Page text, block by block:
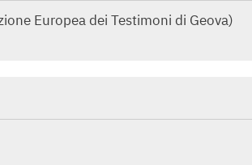
Europea dei Testimoni di Geova)